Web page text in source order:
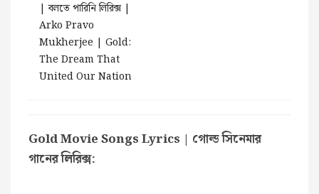
| বলতে পারিনি লিরিক্স |
Arko Pravo
Mukherjee | Gold:
The Dream That
United Our Nation
Gold Movie Songs Lyrics | গোল্ড সিনেমার
গানের লিরিক্স: